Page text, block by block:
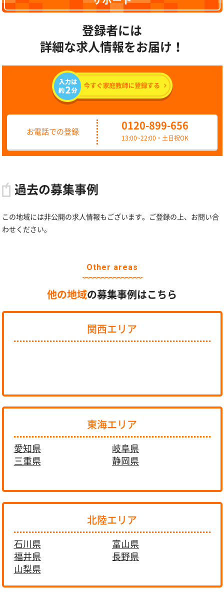
登録者には
詳細な求人情報をお届け！
お電話での登録
0120-899-656
13:00~22:00・土日祝OK
過去の募集事例
この地域には非公開の求人情報もございます。ご登録の上、お問い合
わせください。
Other areas
他の地域の募集事例はこちら
関西エリア
東海エリア
愛知県
岐阜県
三重県
静岡県
北陸エリア
石川県
富山県
福井県
長野県
山梨県